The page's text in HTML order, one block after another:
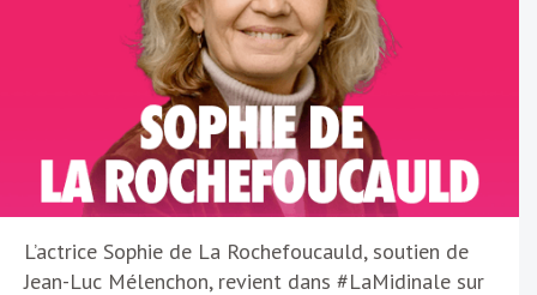
L’actrice Sophie de La Rochefoucauld, soutien de
Jean-Luc Mélenchon, revient dans #LaMidinale sur